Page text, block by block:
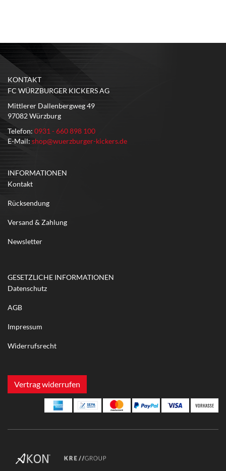
KONTAKT
FC WÜRZBURGER KICKERS AG
Mittlerer Dallenbergweg 49
97082 Würzburg
Telefon: 0931 - 660 898 100
E-Mail: shop@wuerzburger-kickers.de
INFORMATIONEN
Kontakt
Rücksendung
Versand & Zahlung
Newsletter
GESETZLICHE INFORMATIONEN
Datenschutz
AGB
Impressum
Widerrufsrecht
Vertrag widerrufen